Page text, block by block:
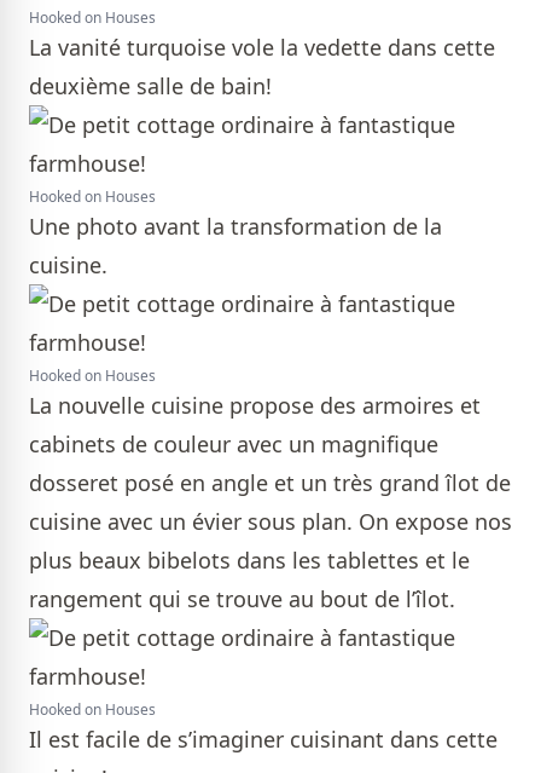
Hooked on Houses
La vanité turquoise vole la vedette dans cette
deuxième salle de bain!
Hooked on Houses
Une photo avant la transformation de la
cuisine.
Hooked on Houses
La nouvelle cuisine propose des armoires et
cabinets de couleur avec un magnifique
dosseret posé en angle et un très grand îlot de
cuisine avec un évier sous plan. On expose nos
plus beaux bibelots dans les tablettes et le
rangement qui se trouve au bout de l’îlot.
Hooked on Houses
Il est facile de s’imaginer cuisinant dans cette